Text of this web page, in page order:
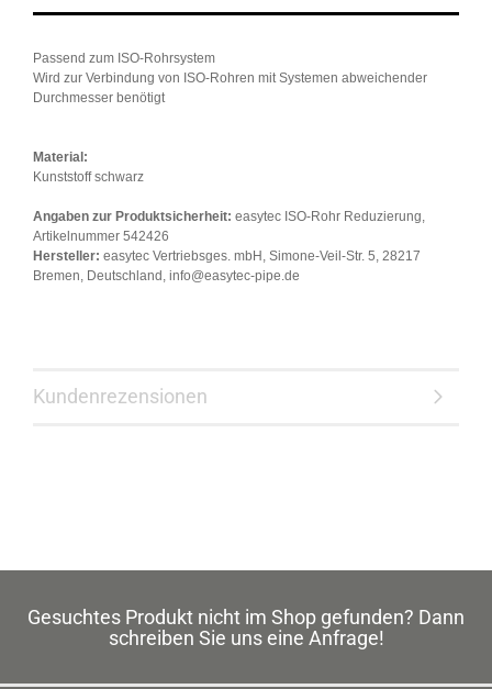
Passend zum ISO-Rohrsystem
Wird zur Verbindung von ISO-Rohren mit Systemen abweichender
Durchmesser benötigt
Material:
Kunststoff schwarz
Angaben zur Produktsicherheit: easytec ISO-Rohr Reduzierung,
Artikelnummer 542426
Hersteller: easytec Vertriebsges. mbH, Simone-Veil-Str. 5, 28217
Bremen, Deutschland, info@easytec-pipe.de
Kundenrezensionen
Gesuchtes Produkt nicht im Shop gefunden? Dann
schreiben Sie uns eine Anfrage!